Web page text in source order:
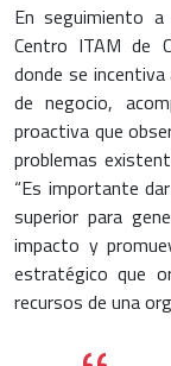
En seguimiento
Centro ITAM de
donde se
de negocio,
proactiva que
problemas
“Es importante
superior para
impacto y
estratégico que
recursos de una